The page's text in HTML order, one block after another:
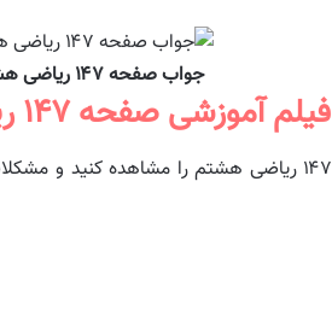
جواب صفحه ۱۴۷ ریاضی هشتم
فیلم آموزشی صفحه ۱۴۷ ریاضی هشتم
در ویدیو زیر می توانید توضیح و راه حل سوالات صفحه